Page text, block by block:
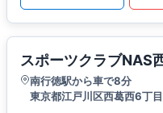
スポーツクラブNAS
南行徳駅から車で8分
東京都江戸川区西葛西6丁